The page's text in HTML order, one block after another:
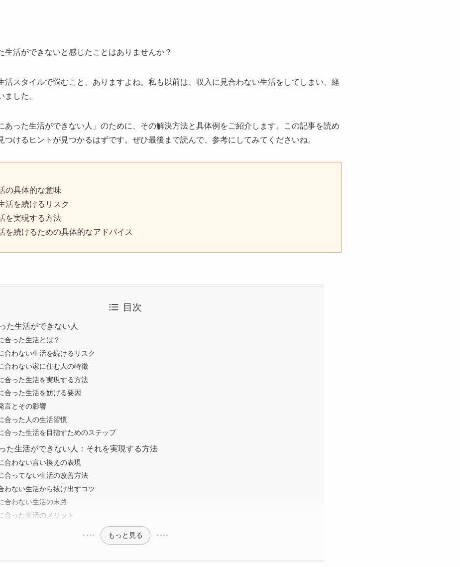
生活ができないと感じたことはありませんか？
活スタイルで悩むこと、ありますよね。私も以前は、収入に見合わない生活をしてしまい、経
した。
あった生活ができない人」のために、その解決方法と具体例をご紹介します。この記事を読め
つけるヒントが見つかるはずです。ぜひ最後まで読んで、参考にしてみてくださいね。
の具体的な意味
活を続けるリスク
を実現する方法
を続けるための具体的なアドバイス
目次
た生活ができない人
合った生活とは？
合わない生活を続けるリスク
合わない家に住む人の特徴
合った生活を実現する方法
合った生活を妨げる要因
言とその影響
合った人の生活習慣
合った生活を目指すためのステップ
た生活ができない人：それを実現する方法
合わない言い換えの表現
合ってない生活の改善方法
わない生活から抜け出すコツ
合わない生活の末路
合った生活のメリット
もっと見る